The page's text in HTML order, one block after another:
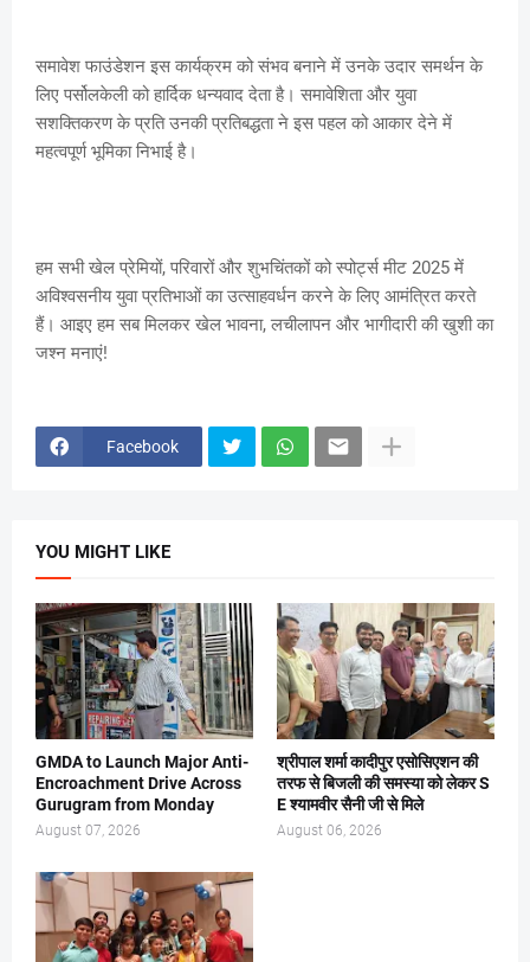
समावेश फाउंडेशन इस कार्यक्रम को संभव बनाने में उनके उदार समर्थन के
लिए पर्सोलकेली को हार्दिक धन्यवाद देता है। समावेशिता और युवा
सशक्तिकरण के प्रति उनकी प्रतिबद्धता ने इस पहल को आकार देने में
महत्वपूर्ण भूमिका निभाई है।
हम सभी खेल प्रेमियों, परिवारों और शुभचिंतकों को स्पोर्ट्स मीट 2025 में
अविश्वसनीय युवा प्रतिभाओं का उत्साहवर्धन करने के लिए आमंत्रित करते
हैं। आइए हम सब मिलकर खेल भावना, लचीलापन और भागीदारी की खुशी का
जश्न मनाएं!
Facebook
YOU MIGHT LIKE
GMDA to Launch Major Anti-
Encroachment Drive Across
Gurugram from Monday
August 07, 2026
श्रीपाल शर्मा कादीपुर एसोसिएशन की
तरफ से बिजली की समस्या को लेकर S
E श्यामवीर सैनी जी से मिले
August 06, 2026